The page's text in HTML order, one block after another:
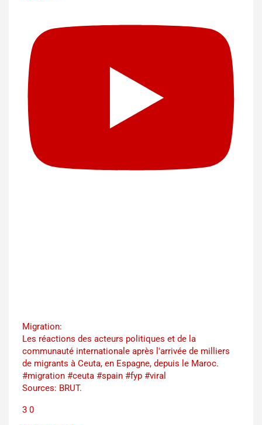
Migration:
Les réactions des acteurs politiques et de la
communauté internationale après l'arrivée de milliers
de migrants à Ceuta, en Espagne, depuis le Maroc.
#migration #ceuta #spain #fyp #viral
Sources: BRUT.
3 0